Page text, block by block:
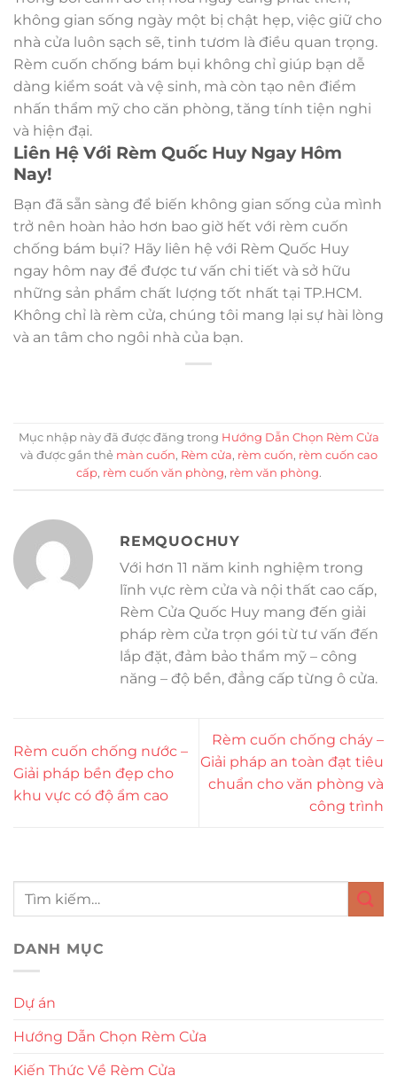
không gian sống ngày một bị chật hẹp, việc giữ cho
nhà cửa luôn sạch sẽ, tinh tươm là điều quan trọng.
Rèm cuốn chống bám bụi không chỉ giúp bạn dễ
dàng kiểm soát và vệ sinh, mà còn tạo nên điểm
nhấn thẩm mỹ cho căn phòng, tăng tính tiện nghi
và hiện đại.
Liên Hệ Với Rèm Quốc Huy Ngay Hôm
Nay!
Bạn đã sẵn sàng để biến không gian sống của mình
trở nên hoàn hảo hơn bao giờ hết với rèm cuốn
chống bám bụi? Hãy liên hệ với Rèm Quốc Huy
ngay hôm nay để được tư vấn chi tiết và sở hữu
những sản phẩm chất lượng tốt nhất tại TP.HCM.
Không chỉ là rèm cửa, chúng tôi mang lại sự hài lòng
và an tâm cho ngôi nhà của bạn.
Mục nhập này đã được đăng trong Hướng Dẫn Chọn Rèm Cửa
và được gắn thẻ màn cuốn, Rèm cửa, rèm cuốn, rèm cuốn cao
cấp, rèm cuốn văn phòng, rèm văn phòng.
REMQUOCHUY
Với hơn 11 năm kinh nghiệm trong
lĩnh vực rèm cửa và nội thất cao cấp,
Rèm Cửa Quốc Huy mang đến giải
pháp rèm cửa trọn gói từ tư vấn đến
lắp đặt, đảm bảo thẩm mỹ – công
năng – độ bền, đẳng cấp từng ô cửa.
Rèm cuốn chống nước –
Giải pháp bền đẹp cho
khu vực có độ ẩm cao
Rèm cuốn chống cháy –
Giải pháp an toàn đạt tiêu
chuẩn cho văn phòng và
công trình
DANH MỤC
Dự án
Hướng Dẫn Chọn Rèm Cửa
Kiến Thức Về Rèm Cửa